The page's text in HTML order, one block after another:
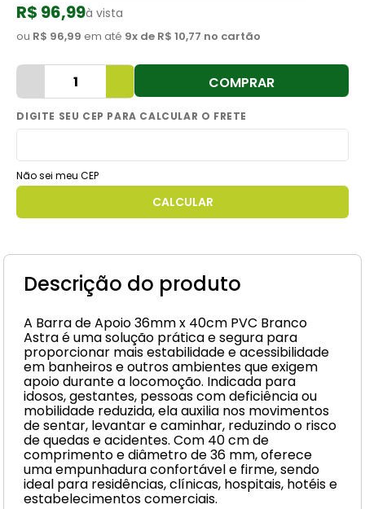
R$ 96,99à vista
ou R$ 96,99 em até 9x de R$ 10,77 no cartão
COMPRAR
Não sei meu CEP
Descrição do produto
A Barra de Apoio 36mm x 40cm PVC Branco
Astra é uma solução prática e segura para
proporcionar mais estabilidade e acessibilidade
em banheiros e outros ambientes que exigem
apoio durante a locomoção. Indicada para
idosos, gestantes, pessoas com deficiência ou
mobilidade reduzida, ela auxilia nos movimentos
de sentar, levantar e caminhar, reduzindo o risco
de quedas e acidentes. Com 40 cm de
comprimento e diâmetro de 36 mm, oferece
uma empunhadura confortável e firme, sendo
ideal para residências, clínicas, hospitais, hotéis e
estabelecimentos comerciais.
cimento
vaso sanitário